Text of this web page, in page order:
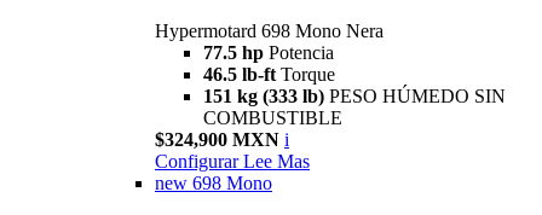
Hypermotard 698 Mono Nera
77.5 hp Potencia
46.5 lb-ft Torque
151 kg (333 lb) PESO HÚMEDO SIN
COMBUSTIBLE
$324,900 MXN i
Configurar Lee Mas
new 698 Mono